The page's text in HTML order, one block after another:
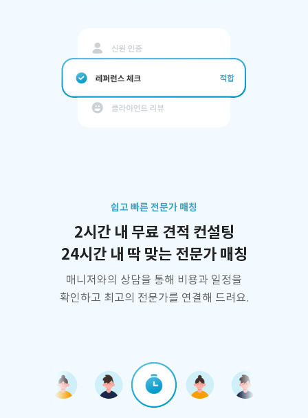
쉽고 빠른 전문가 매칭
2시간 내 무료 견적 컨설팅
24시간 내 딱 맞는 전문가 매칭
매니저와의 상담을 통해 비용과 일정을
확인하고 최고의 전문가를 연결해 드려요.